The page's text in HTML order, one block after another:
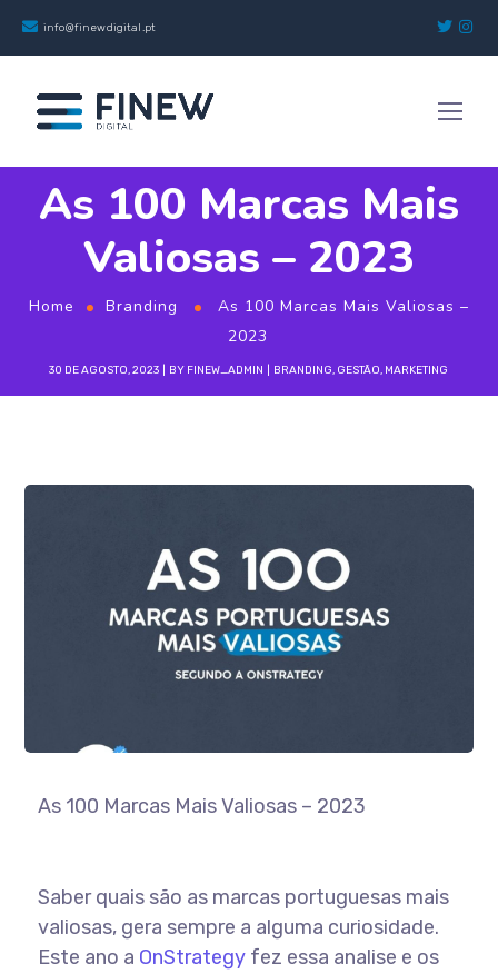
info@finewdigital.pt
As 100 Marcas Mais
Valiosas – 2023
Home Branding
As 100 Marcas Mais Valiosas –
2023
30 DE AGOSTO, 2023 BY FINEW_ADMIN BRANDING, GESTÃO, MARKETING
As 100 Marcas Mais Valiosas – 2023
Saber quais são as marcas portuguesas mais
valiosas, gera sempre a alguma curiosidade.
Este ano a OnStrategyfez essa analise e os